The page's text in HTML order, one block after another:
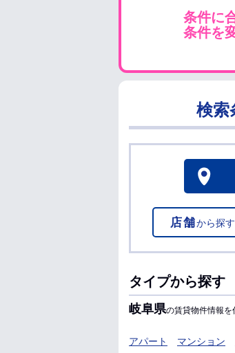
条件に
条件を
検索
店舗から探す
タイプから探す
岐阜県の賃貸物件情報を
アパート マンション